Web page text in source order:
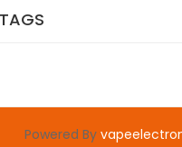
Powered By